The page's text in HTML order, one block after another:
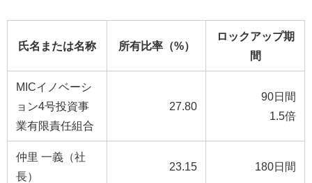
氏名または名称 所有比率（%）
ロックアップ期
間
MICイノベーシ
ョン4号投資事
業有限責任組合
27.80
90日間
1.5倍
仲里 一義（社
長）
23.15 180日間